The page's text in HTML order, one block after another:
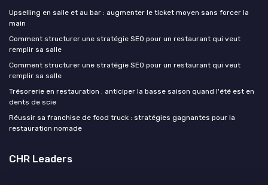
Upselling en salle et au bar : augmenter le ticket moyen sans forcer la
main
Comment structurer une stratégie SEO pour un restaurant qui veut
remplir sa salle
Comment structurer une stratégie SEO pour un restaurant qui veut
remplir sa salle
Trésorerie en restauration : anticiper la basse saison quand l'été est en
dents de scie
Réussir sa franchise de food truck : stratégies gagnantes pour la
restauration nomade
CHR Leaders